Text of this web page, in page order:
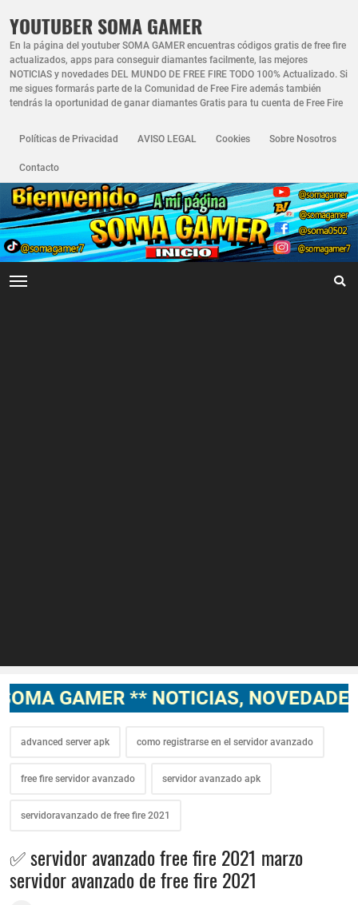
YOUTUBER SOMA GAMER
En la página del youtuber SOMA GAMER encuentras códigos gratis de free fire
actualizados, apps para conseguir diamantes facilmente, las mejores
NOTICIAS y novedades DEL MUNDO DE FREE FIRE TODO 100% Actualizado. Si
me sigues formarás parte de la Comunidad de Free Fire además también
tendrás la oportunidad de ganar diamantes Gratis para tu cuenta de Free Fire
Políticas de Privacidad AVISO LEGAL Cookies Sobre Nosotros
Contacto
** NOTICIAS, NOVEDADES,
advanced server apk como registrarse en el servidor avanzado
free fire servidor avanzado servidor avanzado apk
servidoravanzado de free fire 2021
✅ servidor avanzado free fire 2021 marzo
servidor avanzado de free fire 2021